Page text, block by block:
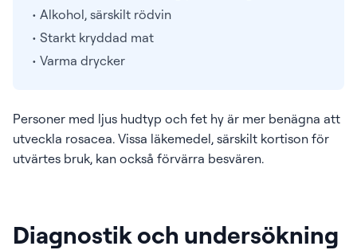
• Alkohol, särskilt rödvin
• Starkt kryddad mat
• Varma drycker
Personer med ljus hudtyp och fet hy är mer benägna att
utveckla rosacea. Vissa läkemedel, särskilt kortison för
utvärtes bruk, kan också förvärra besvären.
Diagnostik och undersökning